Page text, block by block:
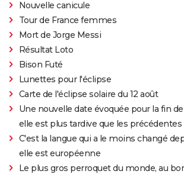
Nouvelle canicule
Tour de France femmes
Mort de Jorge Messi
Résultat Loto
Bison Futé
Lunettes pour l'éclipse
Carte de l'éclipse solaire du 12 août
Une nouvelle date évoquée pour la fin
elle est plus tardive que les précédentes
C'est la langue qui a le moins changé
elle est européenne
Le plus gros perroquet du monde, au